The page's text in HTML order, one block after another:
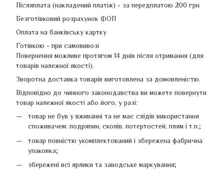
Післяплата (накладений платіж) - за передплатою 200 грн
Безготівковий розрахунок ФОП
Оплата на банківську картку
Готівкою - при самовивозі
Повернення можливе протягом 14 днів після отримання (для
товарів належної якості).
Зворотна доставка товарів виготовлена ​​за домовленістю.
Відповідно до чинного законодавства ви можете повернути
товар належної якості або його, у разі:
товар не був у вживанні та не має слідів використання
споживачем: подряпин, сколів, потертостей, плям і т.п.;
товар повністю укомплектований і збережена фабрична
упаковка;
збережені всі ярлики та заводське маркування;